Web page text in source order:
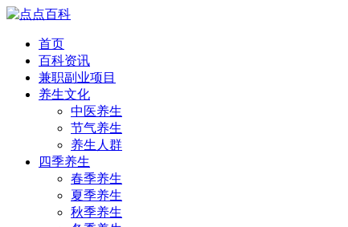
首页
百科资讯
兼职副业项目
养生文化
中医养生
节气养生
养生人群
四季养生
春季养生
夏季养生
秋季养生